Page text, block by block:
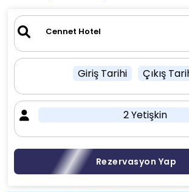
Giriş Tarihi Çıkış
2 Yetişkin
Rezervasyon Yap